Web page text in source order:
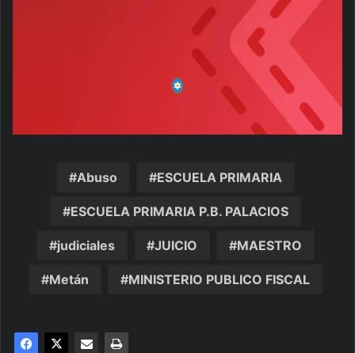
Abuso ESCUELA PRIMARIA
ESCUELA PRIMARIA P.B. PALACIOS
judiciales JUICIO MAESTRO
Metán MINISTERIO PUBLICO FISCAL